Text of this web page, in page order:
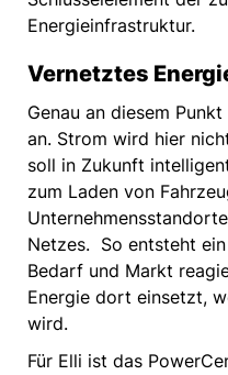
Energieinfrastruktur.
Vernetztes
Genau an diesem
an. Strom wird hier
soll in Zukunft
zum Laden von
Netzes. So entsteht
Bedarf und Markt
Energie dort einsetzt,
wird.
Für Elli ist das